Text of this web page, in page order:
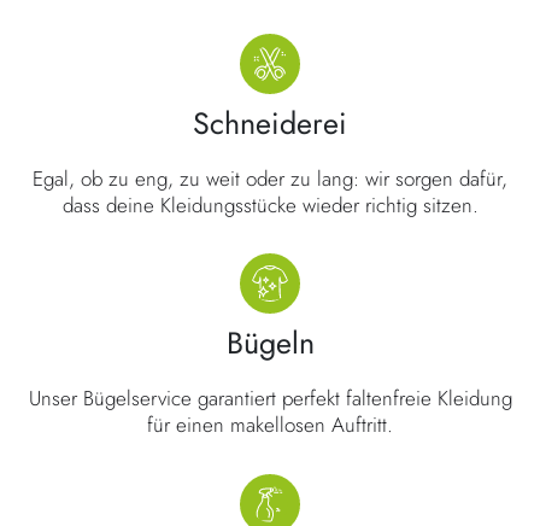
Schneiderei
Egal, ob zu eng, zu weit oder zu lang: wir sorgen dafür,
dass deine Kleidungsstücke wieder richtig sitzen.
Bügeln
Unser Bügelservice garantiert perfekt faltenfreie Kleidung
für einen makellosen Auftritt.